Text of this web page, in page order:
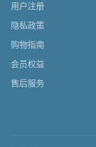
用户注册
隐私政策
购物指南
会员权益
售后服务